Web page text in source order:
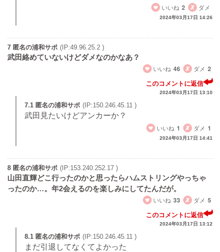
いいね 2 ダメ
2024年03月17日 14:26
7 匿名の浦和サポ (IP:49.96.25.2 )
武田絡めていないけどダメなのかなあ？
いいね 46 ダメ 2
このコメントに返信
2024年03月17日 13:10
7.1 匿名の浦和サポ (IP:150.246.45.11 )
武田見たいけどアンカーか？
いいね 1 ダメ 1
2024年03月17日 14:41
8 匿名の浦和サポ (IP:153.240.252.17 )
山田直輝どこ行ったのかと思ったらハムストリングやっちゃ
ったのか…。年2会えるのを楽しみにしてたんだが。
いいね 33 ダメ 5
このコメントに返信
2024年03月17日 13:12
8.1 匿名の浦和サポ (IP:150.246.45.11 )
まだ引退してなくてよかった